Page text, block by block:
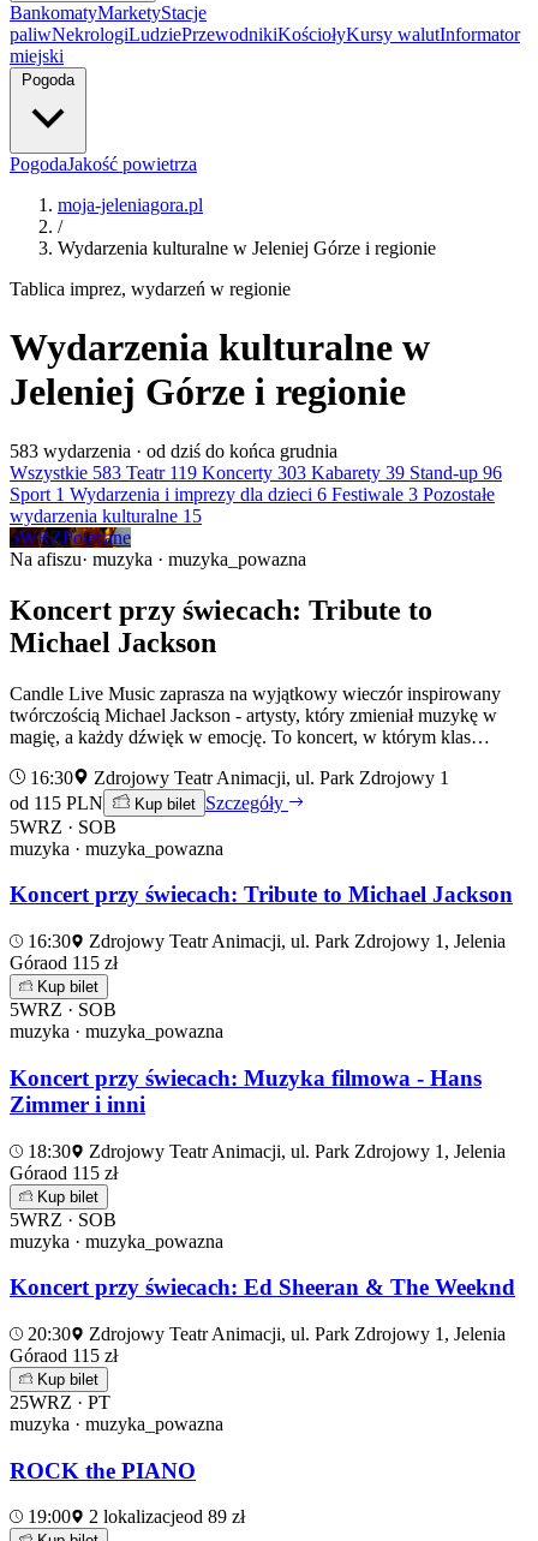
BankomatyMarketyStacje
paliwNekrologiLudziePrzewodnikiKościołyKursy walutInformator
miejski
Pogoda
PogodaJakość powietrza
moja-jeleniagora.pl
/
Wydarzenia kulturalne w Jeleniej Górze i regionie
Tablica imprez, wydarzeń w regionie
Wydarzenia kulturalne w
Jeleniej Górze i regionie
583 wydarzenia · od dziś do końca grudnia
Wszystkie 583 Teatr 119 Koncerty 303 Kabarety 39 Stand-up 96
Sport 1 Wydarzenia i imprezy dla dzieci 6 Festiwale 3 Pozostałe
wydarzenia kulturalne 15
5WRZPolecane
Na afiszu· muzyka · muzyka_powazna
Koncert przy świecach: Tribute to
Michael Jackson
Candle Live Music zaprasza na wyjątkowy wieczór inspirowany
twórczością Michael Jackson - artysty, który zmieniał muzykę w
magię, a każdy dźwięk w emocję. To koncert, w którym klas…
16:30
Zdrojowy Teatr Animacji, ul. Park Zdrojowy 1
od 115 PLN
Kup bilet Szczegóły
5WRZ · SOB
muzyka · muzyka_powazna
Koncert przy świecach: Tribute to Michael Jackson
16:30
Zdrojowy Teatr Animacji, ul. Park Zdrojowy 1, Jelenia
Góraod 115 zł
Kup bilet
5WRZ · SOB
muzyka · muzyka_powazna
Koncert przy świecach: Muzyka filmowa - Hans
Zimmer i inni
18:30
Zdrojowy Teatr Animacji, ul. Park Zdrojowy 1, Jelenia
Góraod 115 zł
Kup bilet
5WRZ · SOB
muzyka · muzyka_powazna
Koncert przy świecach: Ed Sheeran & The Weeknd
20:30
Zdrojowy Teatr Animacji, ul. Park Zdrojowy 1, Jelenia
Góraod 115 zł
Kup bilet
25WRZ · PT
muzyka · muzyka_powazna
ROCK the PIANO
19:00 2 lokalizacjeod 89 zł